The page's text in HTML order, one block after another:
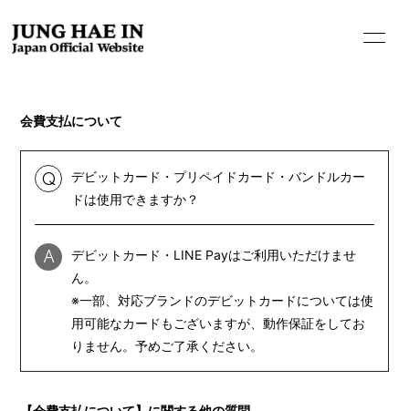
HOME
INFORMATION
PROFILE
BIOGRAPHY
会費支払について
Q
デビットカード・プリペイドカード・バンドルカー
ドは使用できますか？
A
デビットカード・LINE Payはご利用いただけませ
ん。
※一部、対応ブランドのデビットカードについては使
用可能なカードもございますが、動作保証をしてお
りません。予めご了承ください。